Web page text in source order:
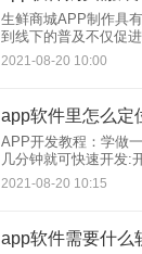
生鲜商城APP制作具
到线下的普及不仅促
鲜市场融入了电商平
是我们日常生活中的
2021-08-20 10:00
APP开发教程：学做
几分钟就可快速开发:
学开发APP？说难很难，
程开发模式
2021-08-20 10:15